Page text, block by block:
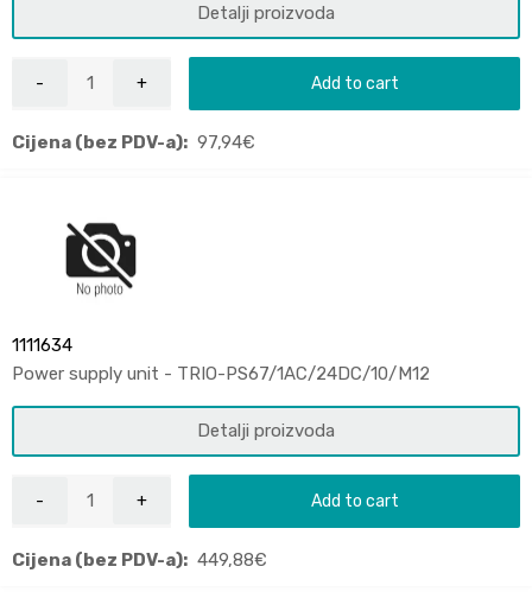
Detalji proizvoda
Add to cart
Cijena (bez PDV-a): 97,94€
1111634
Power supply unit - TRIO-PS67/1AC/24DC/10/M12
Detalji proizvoda
Add to cart
Cijena (bez PDV-a): 449,88€